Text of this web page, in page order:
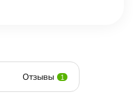
Отзывы 1